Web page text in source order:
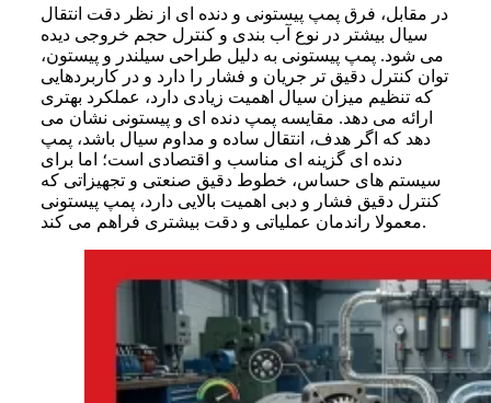
در مقابل، فرق پمپ پیستونی و دنده ای از نظر دقت انتقال
سیال بیشتر در نوع آب بندی و کنترل حجم خروجی دیده
می شود. پمپ پیستونی به دلیل طراحی سیلندر و پیستون،
توان کنترل دقیق تر جریان و فشار را دارد و در کاربردهایی
که تنظیم میزان سیال اهمیت زیادی دارد، عملکرد بهتری
ارائه می دهد. مقایسه پمپ دنده ای و پیستونی نشان می
دهد که اگر هدف، انتقال ساده و مداوم سیال باشد، پمپ
دنده ای گزینه ای مناسب و اقتصادی است؛ اما برای
سیستم های حساس، خطوط دقیق صنعتی و تجهیزاتی که
کنترل دقیق فشار و دبی اهمیت بالایی دارد، پمپ پیستونی
معمولا راندمان عملیاتی و دقت بیشتری فراهم می کند.